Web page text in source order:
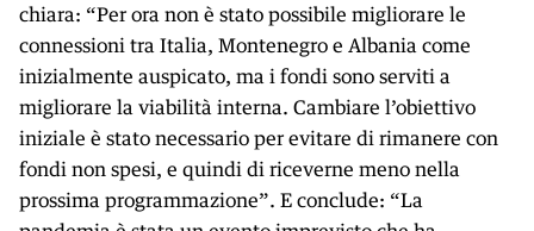
chiara: “Per ora non è stato possibile migliorare le
connessioni tra Italia, Montenegro e Albania come
inizialmente auspicato, ma i fondi sono serviti a
migliorare la viabilità interna. Cambiare l’obiettivo
iniziale è stato necessario per evitare di rimanere con
fondi non spesi, e quindi di riceverne meno nella
prossima programmazione”. E conclude: “La